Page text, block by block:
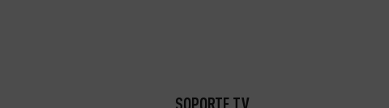
SOPORTE TV